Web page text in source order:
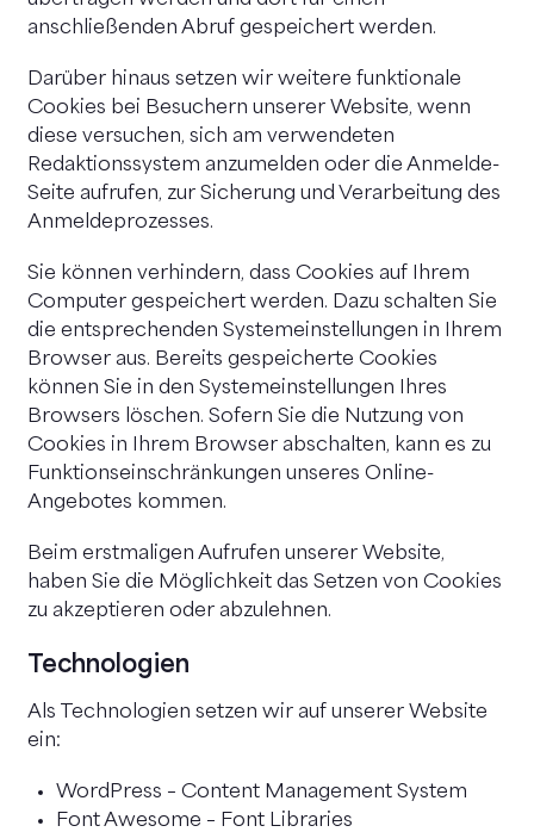
anschließenden Abruf gespeichert werden.
Darüber hinaus setzen wir weitere funktionale
Cookies bei Besuchern unserer Website, wenn
diese versuchen, sich am verwendeten
Redaktionssystem anzumelden oder die Anmelde-
Seite aufrufen, zur Sicherung und Verarbeitung des
Anmeldeprozesses.
Sie können verhindern, dass Cookies auf Ihrem
Computer gespeichert werden. Dazu schalten Sie
die entsprechenden Systemeinstellungen in Ihrem
Browser aus. Bereits gespeicherte Cookies
können Sie in den Systemeinstellungen Ihres
Browsers löschen. Sofern Sie die Nutzung von
Cookies in Ihrem Browser abschalten, kann es zu
Funktionseinschränkungen unseres Online-
Angebotes kommen.
Beim erstmaligen Aufrufen unserer Website,
haben Sie die Möglichkeit das Setzen von Cookies
zu akzeptieren oder abzulehnen.
Technologien
Als Technologien setzen wir auf unserer Website
ein:
WordPress – Content Management System
Font Awesome – Font Libraries